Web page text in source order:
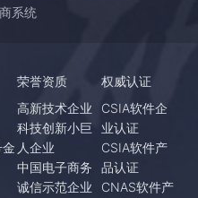
系统
荣誉资质
高新技术企业
科技创新小巨
人企业
中国电子商务
诚信示范企业
权威认证
CSIA软件企
业认证
CSIA软件产
品认证
CNAS软件产